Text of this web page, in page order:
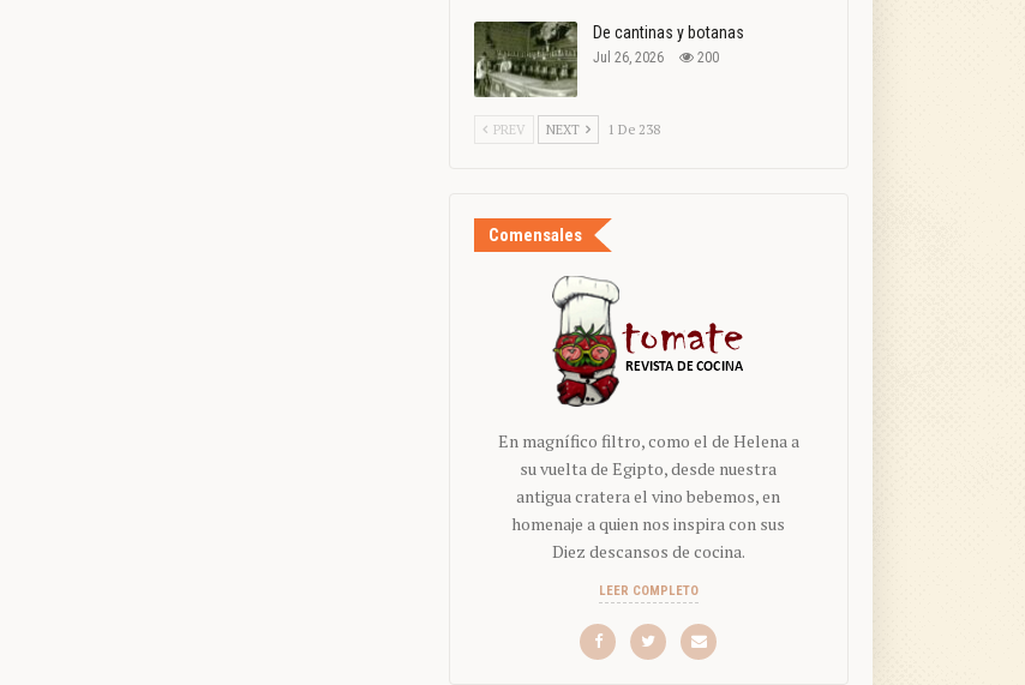
De cantinas y botanas
Jul 26, 2026 200
PREV NEXT 1 De 238
Comensales
En magnífico filtro, como el de Helena a
su vuelta de Egipto, desde nuestra
antigua cratera el vino bebemos, en
homenaje a quien nos inspira con sus
Diez descansos de cocina.
LEER COMPLETO